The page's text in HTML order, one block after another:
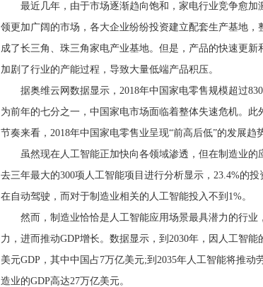
最近几年，由于市场逐渐趋向饱和，家电行业竞争愈加
领更加广阔的市场，各大企业纷纷投资建立配套生产基地，
成了长三角、珠三角家电产业基地。但是，产品的快速更新
加剧了行业的产能过程，导致大量低端产品积压。
据奥维云网数据显示，2018年中国家电零售规模超过
为前年的七分之一，中国家电市场面临着整体失速危机。此
节奏来看，2018年中国家电零售业呈现“前高后低”的发展趋
虽然现在人工智能正加快向各领域渗透，但在制造业的
去三年最大的300项人工智能项目进行分析显示，23.4%的
在自动驾驶，而对于制造业相关的人工智能投入不到1%。
然而，制造业恰恰是人工智能应用场景最具潜力的行业
力，进而推动GDP增长。数据显示，到2030年，因人工智
美元GDP，其中中国占7万亿美元;到2035年人工智能将推动
造业的GDP高达27万亿美元。